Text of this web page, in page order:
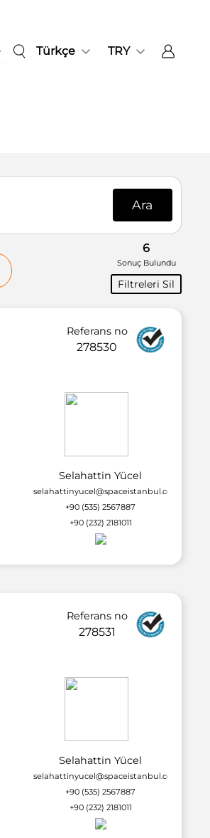
Türkçe TRY
Ara
6
Sonuç Bulundu
Filtreleri Sil
Referans no
278530
Selahattin Yücel
selahattinyucel@spaceistanbul.com
+90 (535) 2567887
+90 (232) 2181011
Referans no
278531
Selahattin Yücel
selahattinyucel@spaceistanbul.com
+90 (535) 2567887
+90 (232) 2181011